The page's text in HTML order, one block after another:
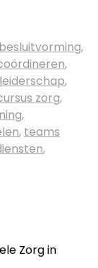
besluitvorming,
,
leiderschap,
zorg,
,
, teams
,
Zorg in